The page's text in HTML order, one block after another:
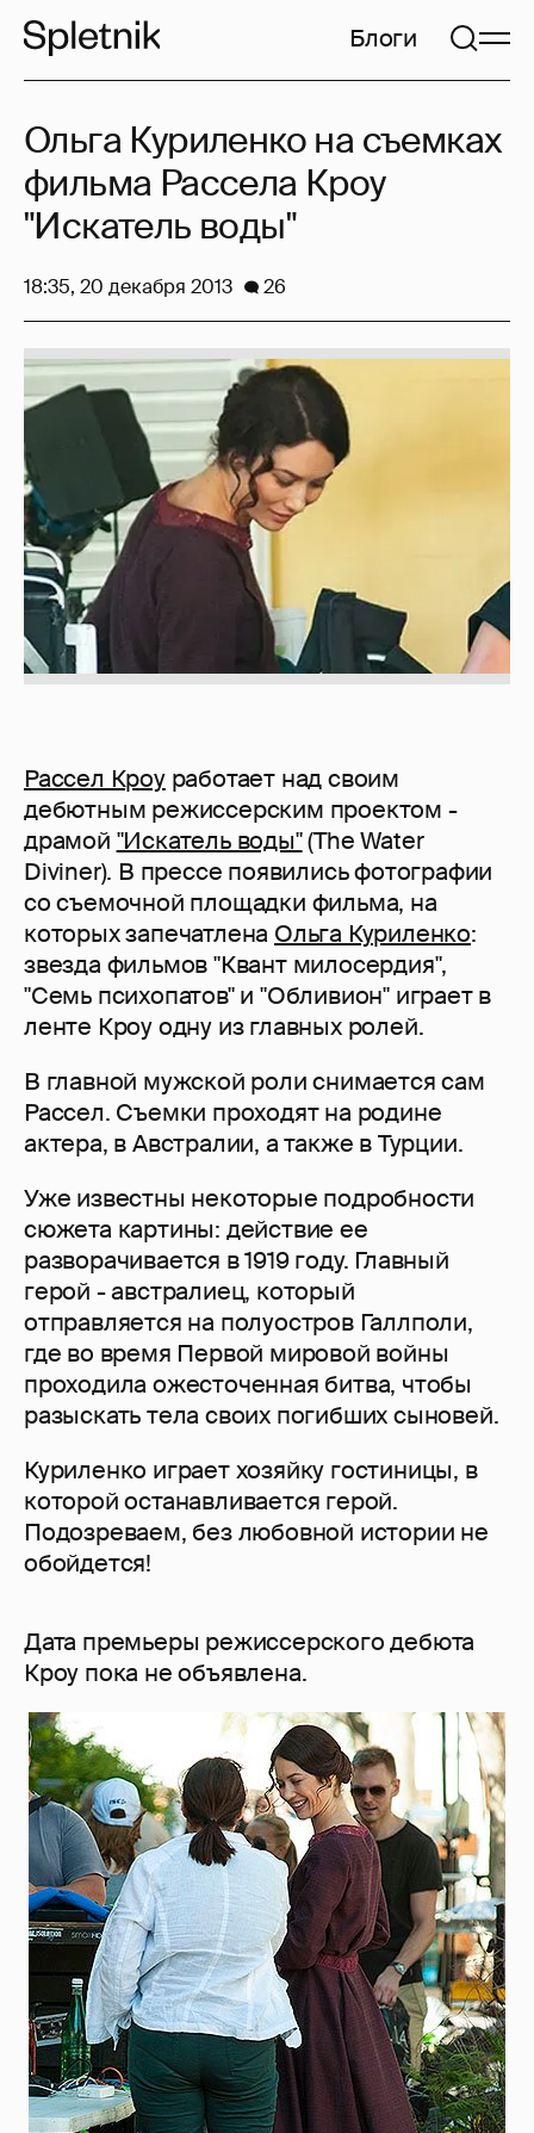
Блоги
Рассел Кроуработает над своим
дебютным режиссерским проектом -
драмой "Искатель воды"(The Water
Diviner). В прессе появились фотографии
со съемочной площадки фильма, на
которых запечатлена Ольга Куриленко:
звезда фильмов "Квант милосердия",
"Семь психопатов" и "Обливион" играет в
ленте Кроу одну из главных ролей.
В главной мужской роли снимается сам
Рассел. Съемки проходят на родине
актера, в Австралии, а также в Турции.
Уже известны некоторые подробности
сюжета картины: действие ее
разворачивается в 1919 году. Главный
герой - австралиец, который
отправляется на полуостров Галлполи,
где во время Первой мировой войны
проходила ожесточенная битва, чтобы
разыскать тела своих погибших сыновей.
Куриленко играет хозяйку гостиницы, в
которой останавливается герой.
Подозреваем, без любовной истории не
обойдется!
Дата премьеры режиссерского дебюта
Кроу пока не объявлена.
Ольга Куриленко на съемках
фильма Рассела Кроу
"Искатель воды"
18:35, 20 декабря 2013 26